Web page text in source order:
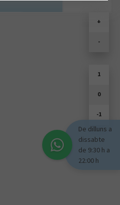
+
-
1
0
-1
De dilluns a
dissabte
de 9:30 h a
22:00 h